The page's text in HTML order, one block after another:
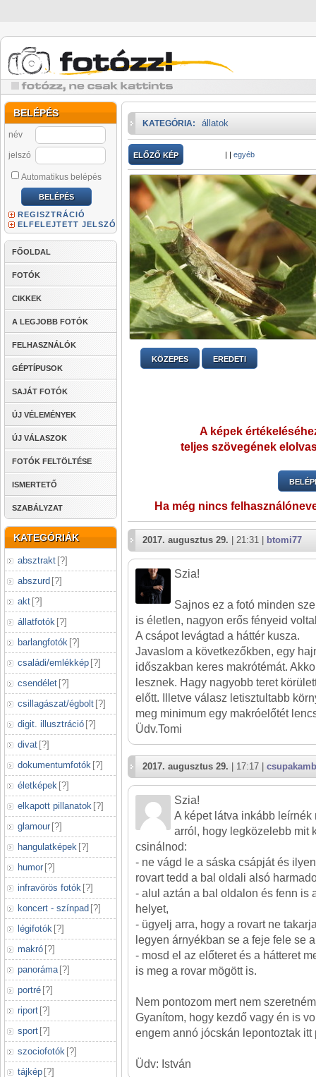
BELÉPÉS
név
jelszó
Automatikus belépés
REGISZTRÁCIÓ
ELFELEJTETT JELSZÓ
FŐOLDAL
FOTÓK
CIKKEK
A LEGJOBB FOTÓK
FELHASZNÁLÓK
GÉPTÍPUSOK
SAJÁT FOTÓK
ÚJ VÉLEMÉNYEK
ÚJ VÁLASZOK
FOTÓK FELTÖLTÉSE
ISMERTETŐ
SZABÁLYZAT
KATEGÓRIÁK
absztrakt [?]
abszurd [?]
akt [?]
állatfotók [?]
barlangfotók [?]
családi/emlékkép [?]
csendélet [?]
csillagászat/égbolt [?]
digit. illusztráció [?]
divat [?]
dokumentumfotók [?]
életképek [?]
elkapott pillanatok [?]
glamour [?]
hangulatképek [?]
humor [?]
infravörös fotók [?]
koncert - színpad [?]
légifotók [?]
makró [?]
panoráma [?]
portré [?]
riport [?]
sport [?]
szociofotók [?]
tájkép [?]
KATEGÓRIA: állatok
ELŐZŐ KÉP | | egyéb
KÖZEPES EREDETI
A képek
teljes szövegének
Ha még nincs
2017. augusztus 29. | 21:31 | btomi77
Szia!
Sajnos ez a fotó minden
is életlen, nagyon erős fényeid
A csápot levágtad a háttér kusza.
Javaslom a következőkben, egy
időszakban keres makrótémát.
lesznek. Hagy nagyobb teret
előtt. Illetve válasz letisztultabb
meg minimum egy makróelőtét
Üdv.Tomi
2017. augusztus 29. | 17:17 |
Szia!
A képet látva inkább leírnék
arról, hogy legközelebb mit
csinálnod:
- ne vágd le a sáska csápját és
rovart tedd a bal oldali alsó
- alul aztán a bal oldalon és fenn is
helyet,
- ügyelj arra, hogy a rovart ne
legyen árnyékban se a feje fele se
- mosd el az előteret és a hátteret
is meg a rovar mögött is.
Nem pontozom mert nem
Gyanítom, hogy kezdő vagy én is
engem annó jócskán lepontoztak itt
Üdv: István